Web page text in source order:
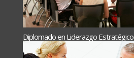
Diplomado en Liderazgo Estratégico